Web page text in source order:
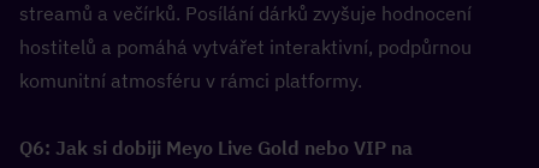
streamů a večírků. Posílání dárků zvyšuje hodnocení
hostitelů a pomáhá vytvářet interaktivní, podpůrnou
komunitní atmosféru v rámci platformy.
Q6: Jak si dobiji Meyo Live Gold nebo VIP na